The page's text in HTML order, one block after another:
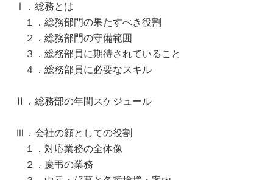
Ⅰ．総務とは
１．総務部門の果たすべき役割
２．総務部門の守備範囲
３．総務部員に期待されていること
４．総務部員に必要なスキル
Ⅱ．総務部の年間スケジュール
Ⅲ．会社の顔としての役割
１．対応業務の全体像
２．慶弔の業務